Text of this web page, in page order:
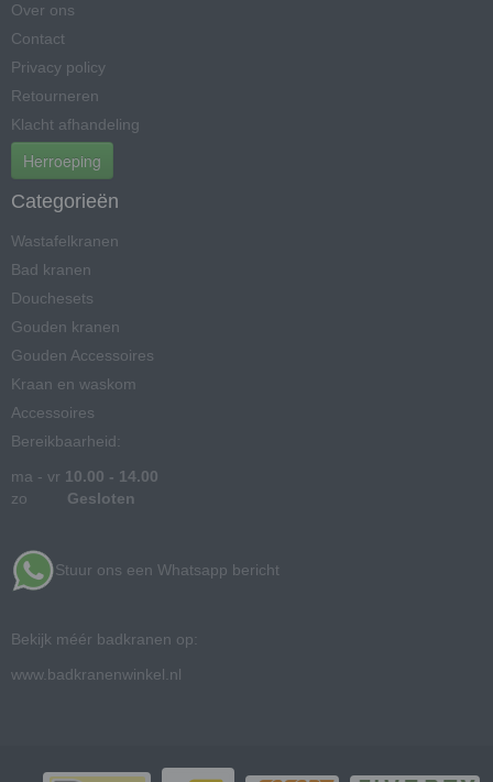
Over ons
Contact
Privacy policy
Retourneren
Klacht afhandeling
Herroeping
Categorieën
Wastafelkranen
Bad kranen
Douchesets
Gouden kranen
Gouden Accessoires
Kraan en waskom
Accessoires
Bereikbaarheid:
ma - vr 10.00 - 14.00
zo Gesloten
Stuur ons een Whatsapp bericht
Bekijk méér badkranen op:
www.badkranenwinkel.nl